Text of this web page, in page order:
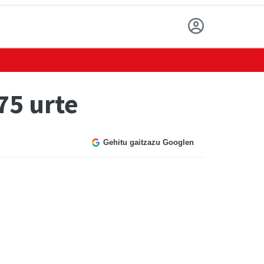
urte
Gehitu gaitzazu Googlen